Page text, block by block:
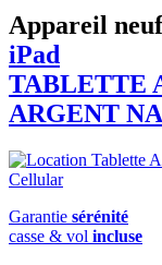
Appareil neuf
iPad
TABLETTE
ARGENT
Garantie sérénité
casse & vol incluse